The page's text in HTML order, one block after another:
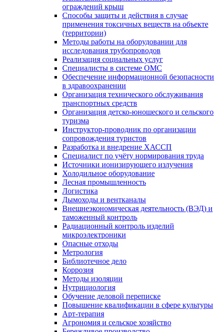
ограждений крыш
Способы защиты и действия в случае
применения токсичных веществ на объекте
(территории)
Методы работы на оборудовании для
исследования трубопроводов
Реализация социальных услуг
Специалисты в системе ОМС
Обеспечение информационной безопасности
в здравоохранении
Организация технического обслуживания
транспортных средств
Организация детско-юношеского и сельского
туризма
Инструктор-проводник по организации
сопровождения туристов
Разработка и внедрение ХАССП
Специалист по учёту нормирования труда
Источники ионизирующего излучения
Холодильное оборудование
Лесная промышленность
Логистика
Дымоходы и вентканалы
Внешнеэкономическая деятельность (ВЭД) и
таможенный контроль
Радиационный контроль изделий
микроэлектроники
Опасные отходы
Метрология
Библиотечное дело
Коррозия
Методы изоляции
Нутрициология
Обучение деловой переписке
Повышение квалификации в сфере культуры
Арт-терапия
Агрономия и сельское хозяйство